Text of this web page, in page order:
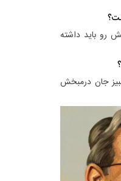
رو باید داشته
جان درمبخش